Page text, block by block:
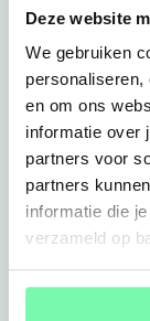
Deze website
We gebruiken
en om ons
informatie over
partners voor
partners
informatie die
verzameld op